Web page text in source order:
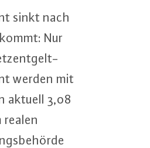
sinkt nach
Nur
werden mit
aktuell 3,08
realen